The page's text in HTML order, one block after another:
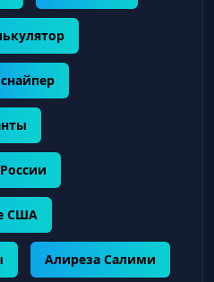
снайпер
США
Алиреза Салими